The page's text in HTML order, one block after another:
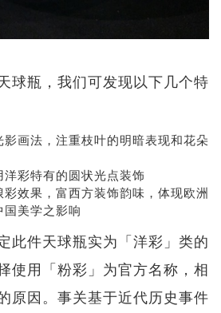
球瓶，我们可发现以下几个特
画法，注重枝叶的明暗表现和花朵
彩特有的圆状光点装饰
效果，富西方装饰韵味，体现欧洲
美学之影响
此件天球瓶实为「洋彩」类的
使用「粉彩」为官方名称，相
原因。事关基于近代历史事件